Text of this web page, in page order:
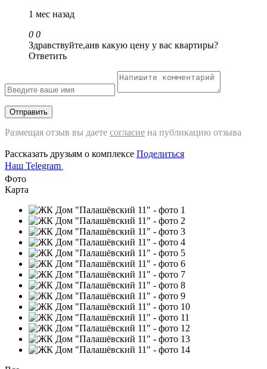
1 мес назад
0 0
Здравствуйте,аив какую цену у вас квартиры?
Ответить
Отправить
Размещая отзыв вы даете согласие на публикацию отзыва
Рассказать друзьям о комплексе Поделиться
Наш Telegram
Фото
Карта